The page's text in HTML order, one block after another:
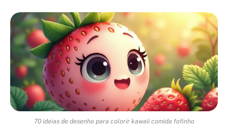
70 ideias de desenho para colorir kawaii comida fofinho